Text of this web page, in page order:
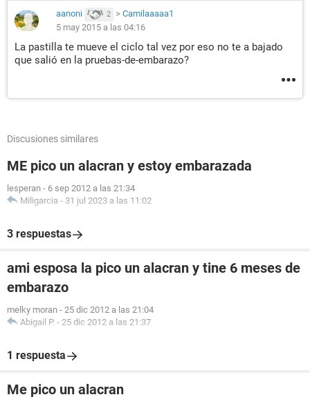
aanoni 2 > Camilaaaaa1
5 may 2015 a las 04:16
La pastilla te mueve el ciclo tal vez por eso no te a bajado
que salió en la pruebas-de-embarazo?
Discusiones similares
ME pico un alacran y estoy embarazada
lesperan - 6 sep 2012 a las 21:34
Miligarcia - 31 jul 2023 a las 11:02
3 respuestas
ami esposa la pico un alacran y tine 6 meses de
embarazo
melky moran - 25 dic 2012 a las 21:04
Abigail P. - 25 dic 2012 a las 21:37
1 respuesta
Me pico un alacran